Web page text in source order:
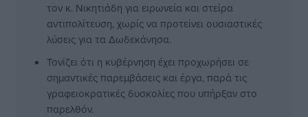
τον κ. Νικητιάδη για ειρωνεία και στείρα
αντιπολίτευση, χωρίς να προτείνει ουσιαστικές
λύσεις για τα Δωδεκάνησα.
Τονίζει ότι η κυβέρνηση έχει προχωρήσει σε
σημαντικές παρεμβάσεις και έργα, παρά τις
γραφειοκρατικές δυσκολίες που υπήρξαν στο
παρελθόν.